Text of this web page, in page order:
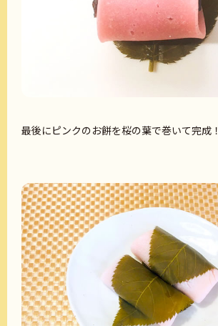
最後にピンクのお餅を桜の葉で巻いて完成！